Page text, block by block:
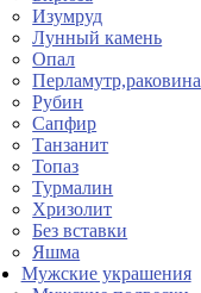
Изумруд
Лунный камень
Опал
Перламутр,раковина
Рубин
Сапфир
Танзанит
Топаз
Турмалин
Хризолит
Без вставки
Яшма
Мужские украшения